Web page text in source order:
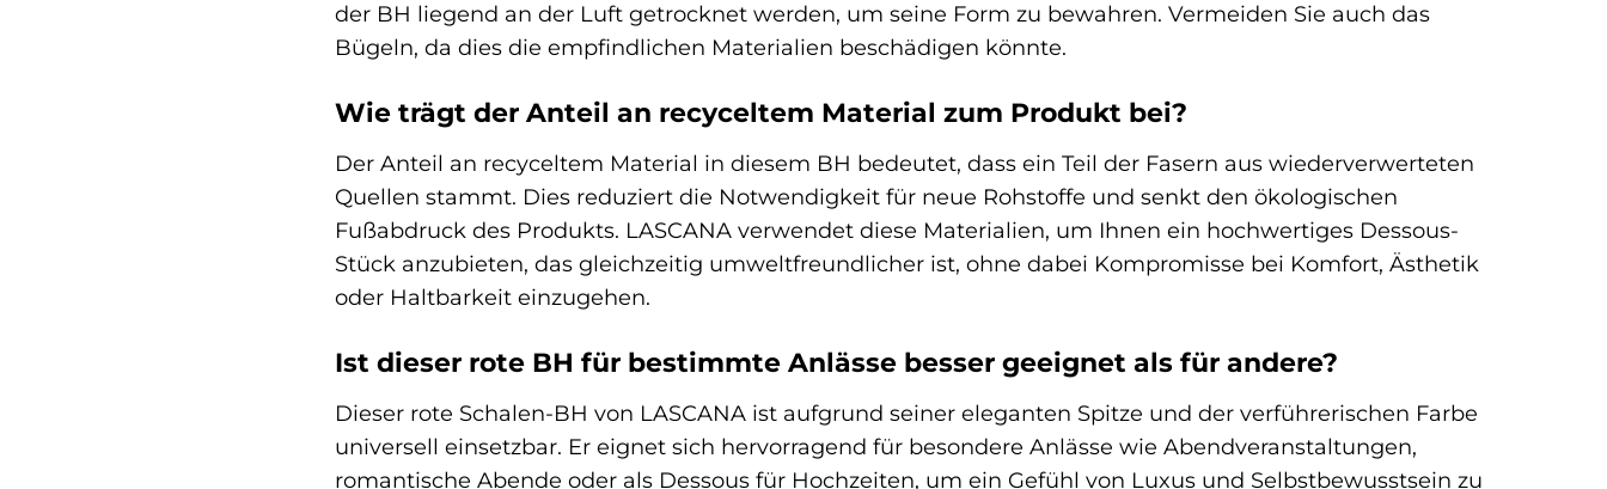
der BH liegend an der Luft getrocknet werden, um seine Form zu bewahren. Vermeiden Sie auch das
Bügeln, da dies die empfindlichen Materialien beschädigen könnte.
Wie trägt der Anteil an recyceltem Material zum Produkt bei?
Der Anteil an recyceltem Material in diesem BH bedeutet, dass ein Teil der Fasern aus wiederverwerteten
Quellen stammt. Dies reduziert die Notwendigkeit für neue Rohstoffe und senkt den ökologischen
Fußabdruck des Produkts. LASCANA verwendet diese Materialien, um Ihnen ein hochwertiges Dessous-
Stück anzubieten, das gleichzeitig umweltfreundlicher ist, ohne dabei Kompromisse bei Komfort, Ästhetik
oder Haltbarkeit einzugehen.
Ist dieser rote BH für bestimmte Anlässe besser geeignet als für andere?
Dieser rote Schalen-BH von LASCANA ist aufgrund seiner eleganten Spitze und der verführerischen Farbe
universell einsetzbar. Er eignet sich hervorragend für besondere Anlässe wie Abendveranstaltungen,
romantische Abende oder als Dessous für Hochzeiten, um ein Gefühl von Luxus und Selbstbewusstsein zu